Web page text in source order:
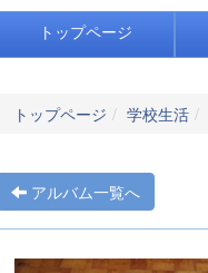
トップページ
トップページ 学校生活
アルバム一覧へ